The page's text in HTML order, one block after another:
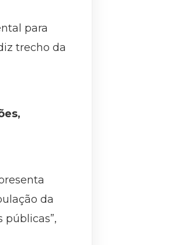
para
trecho da
da